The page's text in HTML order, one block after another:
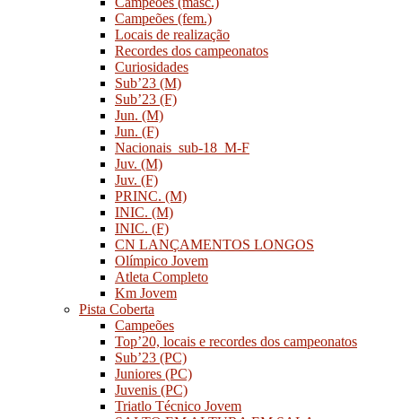
Campeões (fem.)
Locais de realização
Recordes dos campeonatos
Curiosidades
Sub’23 (M)
Sub’23 (F)
Jun. (M)
Jun. (F)
Nacionais_sub-18_M-F
Juv. (M)
Juv. (F)
PRINC. (M)
INIC. (M)
INIC. (F)
CN LANÇAMENTOS LONGOS
Olímpico Jovem
Atleta Completo
Km Jovem
Pista Coberta
Campeões
Top’20, locais e recordes dos campeonatos
Sub’23 (PC)
Juniores (PC)
Juvenis (PC)
Triatlo Técnico Jovem